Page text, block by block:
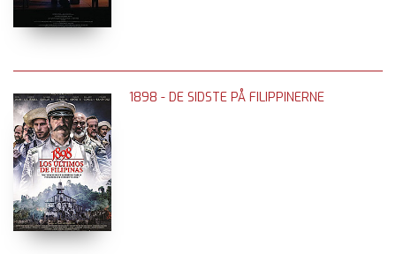
1898 - DE SIDSTE PÅ FILIPPINERNE